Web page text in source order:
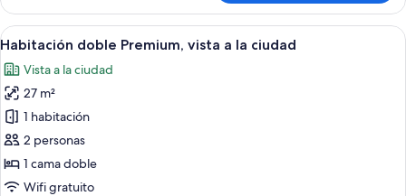
doble
superior
Ver
todas
las
fotos
de
Habitación
doble
Premium,
Habitación de hotel con una cama
5
Habitación doble Premium, vista a la ciudad
Vista a la ciudad
27 m²
1 habitación
2 personas
1 cama doble
Wifi gratuito